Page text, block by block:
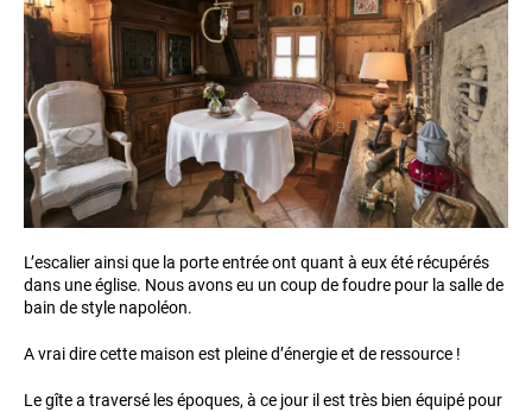
L’escalier ainsi que la porte entrée ont quant à eux été récupérés
dans une église. Nous avons eu un coup de foudre pour la salle de
bain de style napoléon.
A vrai dire cette maison est pleine d’énergie et de ressource !
Le gîte a traversé les époques, à ce jour il est très bien équipé pour